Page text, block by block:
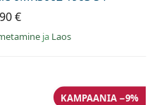
€
ja Laos
KAMPAANIA −9%